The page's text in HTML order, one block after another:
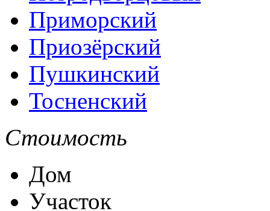
Приморский
Приозёрский
Пушкинский
Тосненский
Стоимость
Дом
Участок